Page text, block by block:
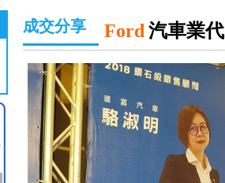
成交分享 Ford 汽車業